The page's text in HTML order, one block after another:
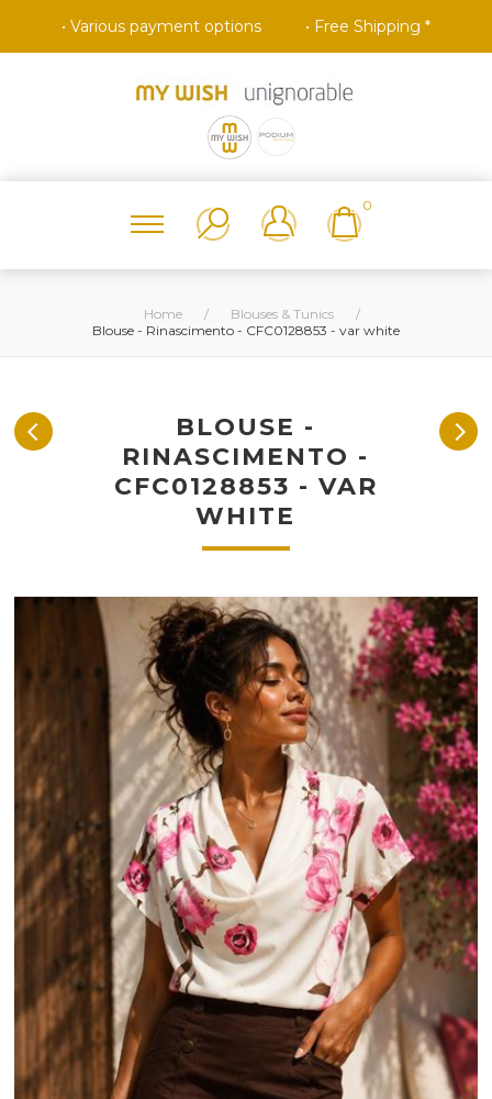
• Various payment options • Free Shipping *
0
Home / Blouses & Tunics
/
Blouse - Rinascimento - CFC0128853 - var white
BLOUSE -
RINASCIMENTO -
CFC0128853 - VAR
WHITE